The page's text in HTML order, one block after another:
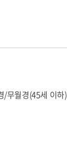
/무월경(45세 이하)